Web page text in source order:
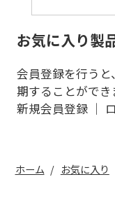
お気に入り製
会員登録を行う
期することができ
新規会員登録｜
ホーム お気に入り